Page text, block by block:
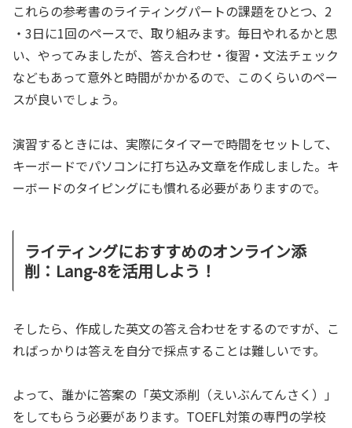
これらの参考書のライティングパートの課題をひとつ、2
・3日に1回のペースで、取り組みます。毎日やれるかと思
い、やってみましたが、答え合わせ・復習・文法チェック
などもあって意外と時間がかかるので、このくらいのペー
スが良いでしょう。
演習するときには、実際にタイマーで時間をセットして、
キーボードでパソコンに打ち込み文章を作成しました。キ
ーボードのタイピングにも慣れる必要がありますので。
ライティングにおすすめのオンライン添
削：Lang-8を活用しよう！
そしたら、作成した英文の答え合わせをするのですが、こ
ればっかりは答えを自分で採点することは難しいです。
よって、誰かに答案の「英文添削（えいぶんてんさく）」
をしてもらう必要があります。TOEFL対策の専門の学校